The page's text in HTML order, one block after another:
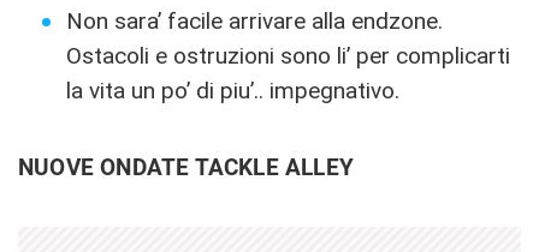
Non sara’ facile arrivare alla endzone.
Ostacoli e ostruzioni sono li’ per complicarti
la vita un po’ di piu’.. impegnativo.
NUOVE ONDATE TACKLE ALLEY